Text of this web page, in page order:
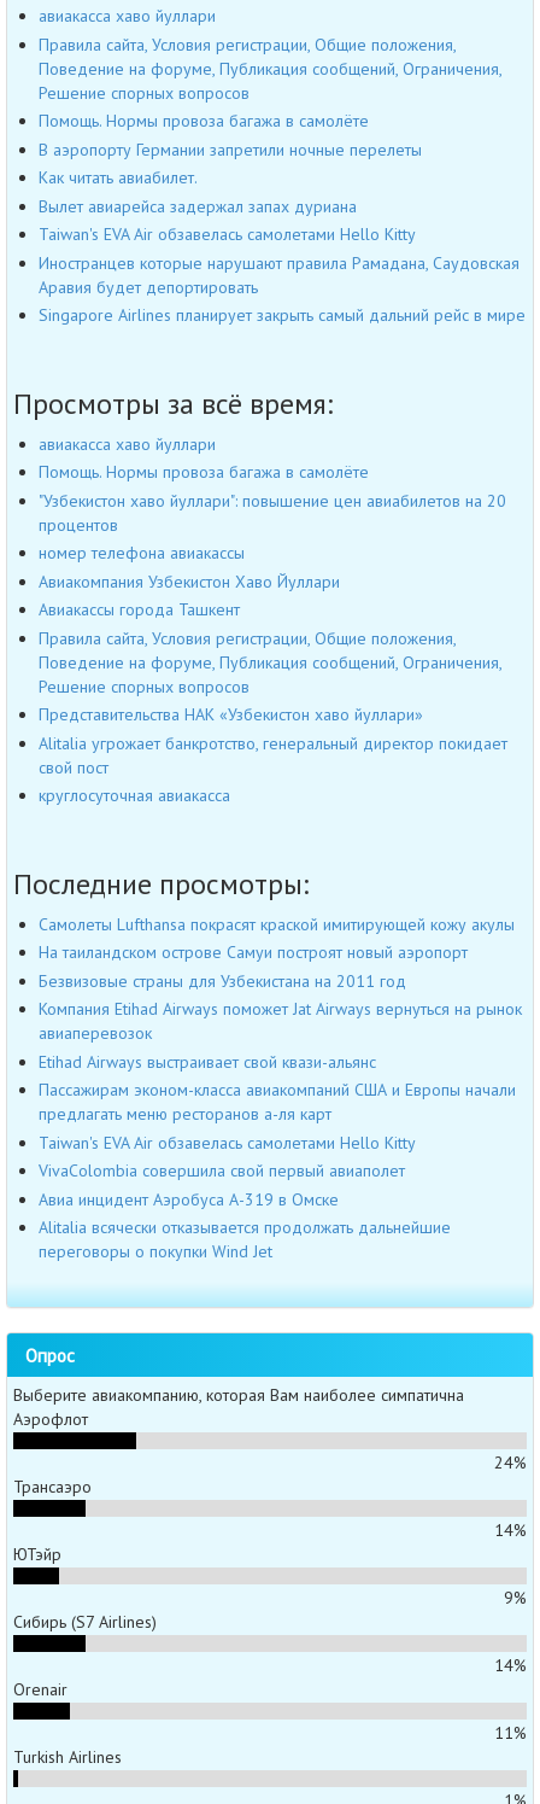
авиакасса хаво йуллари
Правила сайта, Условия регистрации, Общие положения,
Поведение на форуме, Публикация сообщений, Ограничения,
Решение спорных вопросов
Помощь. Нормы провоза багажа в самолёте
В аэропорту Германии запретили ночные перелеты
Как читать авиабилет.
Вылет авиарейса задержал запах дуриана
Taiwan's EVA Air обзавелась самолетами Hello Kitty
Иностранцев которые нарушают правила Рамадана, Саудовская
Аравия будет депортировать
Singapore Airlines планирует закрыть самый дальний рейс в мире
Просмотры за всё время:
авиакасса хаво йуллари
Помощь. Нормы провоза багажа в самолёте
"Узбекистон хаво йуллари": повышение цен авиабилетов на 20
процентов
номер телефона авиакассы
Авиакомпания Узбекистон Хаво Йуллари
Авиакассы города Ташкент
Правила сайта, Условия регистрации, Общие положения,
Поведение на форуме, Публикация сообщений, Ограничения,
Решение спорных вопросов
Представительства НАК «Узбекистон хаво йуллари»
Alitalia угрожает банкротство, генеральный директор покидает
свой пост
круглосуточная авиакасса
Последние просмотры:
Самолеты Lufthansa покрасят краской имитирующей кожу акулы
На таиландском острове Самуи построят новый аэропорт
Безвизовые страны для Узбекистана на 2011 год
Компания Etihad Airways поможет Jat Airways вернуться на рынок
авиаперевозок
Etihad Airways выстраивает свой квази-альянс
Пассажирам эконом-класса авиакомпаний США и Европы начали
предлагать меню ресторанов а-ля карт
Taiwan's EVA Air обзавелась самолетами Hello Kitty
VivaColombia совершила свой первый авиаполет
Авиа инцидент Аэробуса А-319 в Омске
Alitalia всячески отказывается продолжать дальнейшие
переговоры о покупки Wind Jet
Опрос
Выберите авиакомпанию, которая Вам наиболее симпатична
Аэрофлот
24%
Трансаэро
14%
ЮТэйр
9%
Сибирь (S7 Airlines)
14%
Orenair
11%
Turkish Airlines